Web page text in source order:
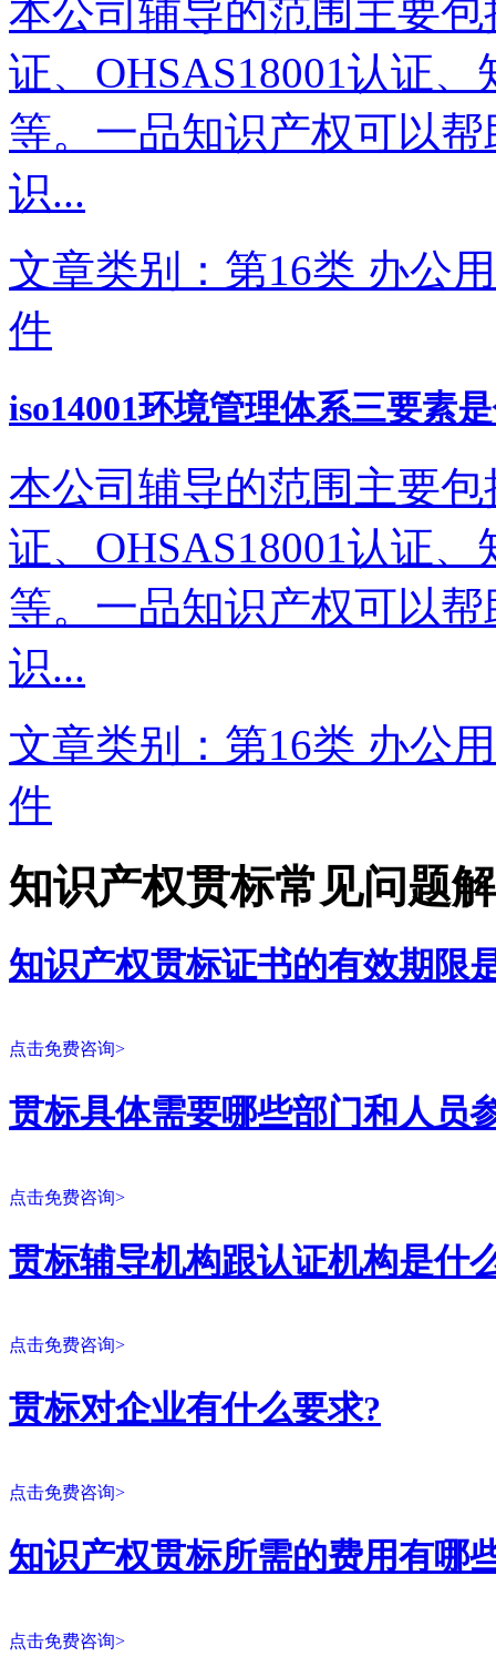
本公司辅导的范围主要包
证、OHSAS18001认证
等。一品知识产权可以
识...
文章类别：第16类 办公
件
iso14001环境管理体系三要素
本公司辅导的范围主要包
证、OHSAS18001认证
等。一品知识产权可以
识...
文章类别：第16类 办公
件
知识产权贯标常见问题
知识产权贯标证书的有效期限
点击免费咨询>
贯标具体需要哪些部门和人员
点击免费咨询>
贯标辅导机构跟认证机构是什
点击免费咨询>
贯标对企业有什么要求?
点击免费咨询>
知识产权贯标所需的费用有哪
点击免费咨询>